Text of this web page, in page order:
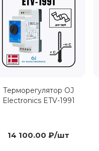
Терморегулятор OJ
Electronics ETV-1991
14 100.00 ₽/шт